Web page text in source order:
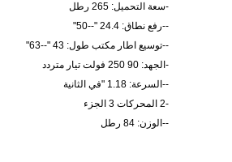
-سعة التحميل: 265 رطل
--رفع نطاق: 24.4 "--50"
--توسيع اطار مكتب طول: 43 "--63"
-الجهد: 90 250 فولت تيار متردد
--السرعة: 1.18 "في الثانية
-2 المحركات 3 الجزء
--الوزن: 84 رطل